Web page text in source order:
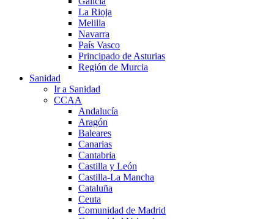
La Rioja
Melilla
Navarra
País Vasco
Principado de Asturias
Región de Murcia
Sanidad
Ir a Sanidad
CCAA
Andalucía
Aragón
Baleares
Canarias
Cantabria
Castilla y León
Castilla-La Mancha
Cataluña
Ceuta
Comunidad de Madrid